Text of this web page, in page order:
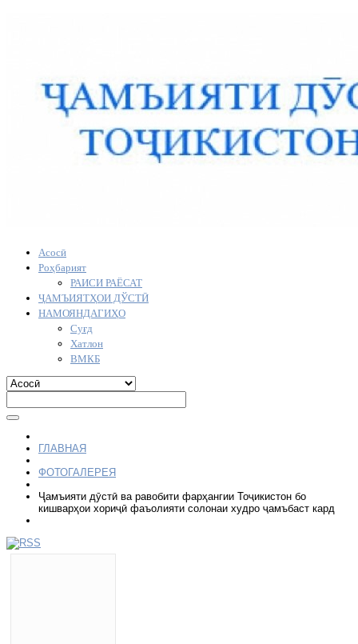
Асосӣ
Роҳбарият
РАИСИ РАЁСАТ
ҶАМЪИЯТҲОИ ДЎСТӢ
НАМОЯНДАГИҲО
Суғд
Хатлон
ВМКБ
ГЛАВНАЯ
ФОТОГАЛЕРЕЯ
Ҷамъияти дӯстӣ ва равобити фарҳангии Тоҷикистон бо
кишварҳои хориҷӣ фаъолияти солонаи худро ҷамъбаст кард